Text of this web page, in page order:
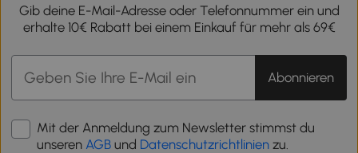
Gib deine E-Mail-Adresse oder Telefonnummer ein und
erhalte 10€ Rabatt bei einem Einkauf für mehr als 69€
Abonnieren
Mit der Anmeldung zum Newsletter stimmst du
unseren AGB und Datenschutzrichtlinien zu.